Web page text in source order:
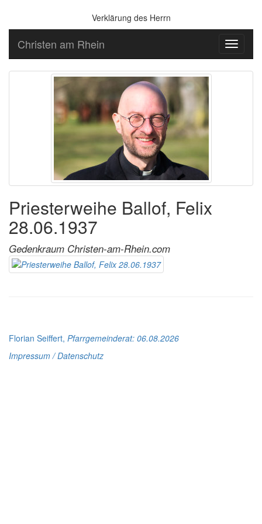
Verklärung des Herrn
Toggle
Christen am Rhein
Priesterweihe Ballof, Felix
28.06.1937
Gedenkraum Christen-am-Rhein.com
Florian Seiffert, Pfarrgemeinderat: 06.08.2026
Impressum / Datenschutz